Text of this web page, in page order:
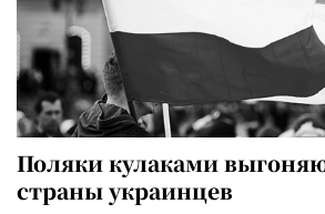
Поляки кулаками
страны украинцев